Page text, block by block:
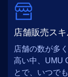
店舗販売ス
店舗の数が多
高い中、UMU
とで、いつで